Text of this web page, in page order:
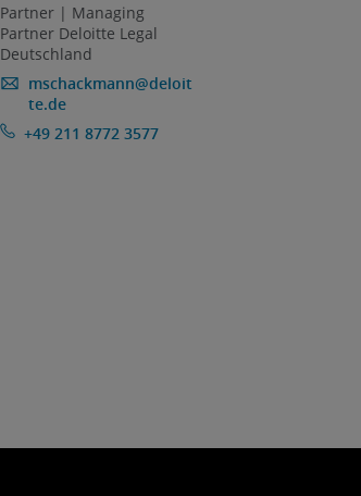
Partner | Managing
Partner Deloitte Legal
Deutschland
mschackmann@deloit
te.de
+49 211 8772 3577